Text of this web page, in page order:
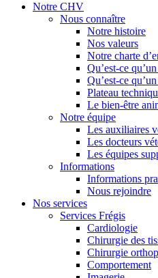
Notre CHV
Nous connaître
Notre histoire
Nos valeurs
Notre charte
Qu’est-ce
Qu’est-ce
Plateau
Le bien-être
Notre équipe
Les auxiliaires
Les docteurs
Les équipes
Informations
Informations
Nous rejoindre
Nos services
Services Frégis
Cardiologie
Chirurgie des
Chirurgie
Comportement